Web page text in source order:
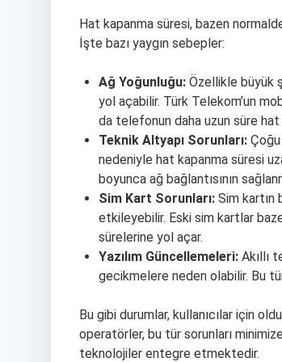
Hat kapanma süresi, bazen
İşte bazı yaygın sebepler:
Ağ Yoğunluğu: Özellikle büyük
yol açabilir. Türk Telekom’un
da telefonun daha uzun süre hat
Teknik Altyapı Sorunları: Çoğu
nedeniyle hat kapanma süresi
boyunca ağ bağlantısının
Sim Kart Sorunları: Sim kartın
etkileyebilir. Eski sim kartlar
sürelerine yol açar.
Yazılım Güncellemeleri: Akıllı
gecikmelere neden olabilir. Bu
Bu gibi durumlar, kullanıcılar için
operatörler, bu tür sorunları
teknolojiler entegre etmektedir.